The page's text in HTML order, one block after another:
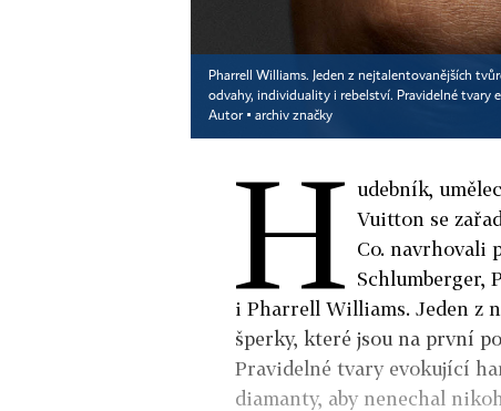
Pharrell Williams. Jeden z nejtalentovanějších
odvahy, individuality i rebelství. Pravidelné tvary
Autor ▪ archiv značky
H udebník,
Vuitton se
Co. navrhovali
Schlumberger,
i Pharrell Williams. Jeden z
šperky, které jsou na první
Pravidelné tvary evokující
diamanty, aby nenechal